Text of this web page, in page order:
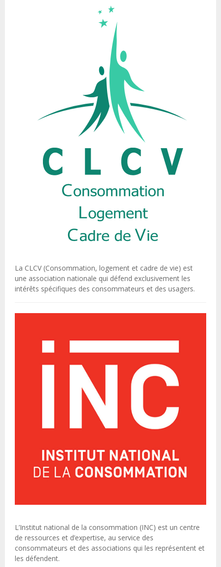
La CLCV (Consommation, logement et cadre de vie) est
une association nationale qui défend exclusivement les
intérêts spécifiques des consommateurs et des usagers.
L’Institut national de la consommation (INC) est un centre
de ressources et d’expertise, au service des
consommateurs et des associations qui les représentent et
les défendent.